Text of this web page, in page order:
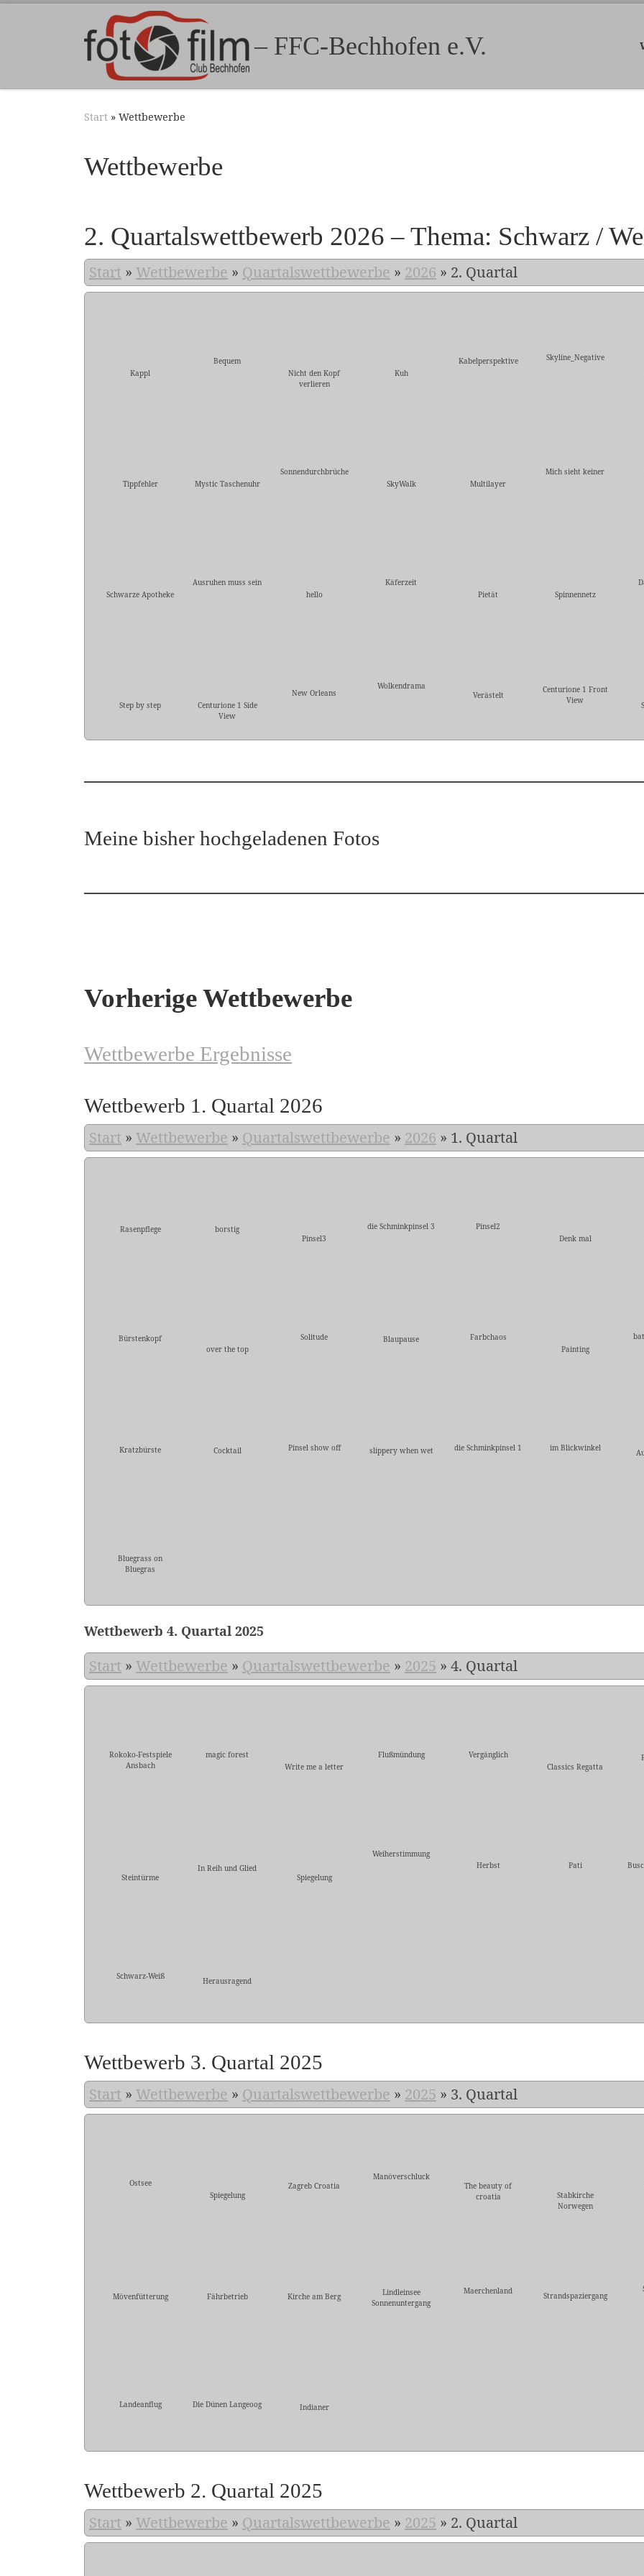
Zum Inhalt springen
– FFC-Bechhofen e.V.
Start » Wettbewerbe
Wettbewerbe
2. Quartalswettbewerb 2026 – Thema: Schwarz /
Start » Wettbewerbe » Quartalswettbewerbe » 2026 » 2. Quartal
Kappl
Bequem
Nicht den Kopf
verlieren
Kuh
Kabelperspektive
Skyline_Negative
Tippfehler Mystic Taschenuhr
Sonnendurchbrüche
SkyWalk
Multilayer
Mich sieht keiner
Schwarze Apotheke
Ausruhen muss sein
hello
Käferzeit
Pietät
Spinnennetz
Step by step
Centurione 1 Side
View
New Orleans
Wolkendrama
Verästelt
Centurione 1 Front
View
Meine bisher hochgeladenen Fotos
Vorherige Wettbewerbe
Wettbewerbe Ergebnisse
Wettbewerb 1. Quartal 2026
Start » Wettbewerbe » Quartalswettbewerbe » 2026 » 1. Quartal
Rasenpflege
borstig
Pinsel3
die Schminkpinsel 3
Pinsel2
Denk mal
Bürstenkopf
over the top
Solitude Blaupause
Farbchaos
Painting
Kratzbürste Cocktail Pinsel show off slippery when wet die Schminkpinsel 1 im Blickwinkel
Bluegrass on
Bluegras
Wettbewerb 4. Quartal 2025
Start » Wettbewerbe » Quartalswettbewerbe » 2025 » 4. Quartal
Rokoko-Festspiele
Ansbach
magic forest
Write me a letter
Flußmündung
Vergänglich
Classics Regatta
Steintürme
In Reih und Glied
Spiegelung
Weiherstimmung
Herbst
Pati
Schwarz-Weiß Herausragend
Wettbewerb 3. Quartal 2025
Start » Wettbewerbe » Quartalswettbewerbe » 2025 » 3. Quartal
Ostsee
Spiegelung
Zagreb Croatia
Manöverschluck
The beauty of
croatia
Stabkirche
Norwegen
Mövenfütterung Fährbetrieb Kirche am Berg
Lindleinsee
Sonnenuntergang
Maerchenland Strandspaziergang
Landeanflug Die Dünen Langeoog Indianer
Wettbewerb 2. Quartal 2025
Start » Wettbewerbe » Quartalswettbewerbe » 2025 » 2. Quartal